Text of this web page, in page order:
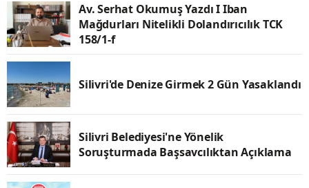
Av. Serhat Okumuş Yazdı I Iban
Mağdurları Nitelikli Dolandırıcılık TCK
158/1-f
Silivri'de Denize Girmek 2 Gün Yasaklandı
Silivri Belediyesi'ne Yönelik
Soruşturmada Başsavcılıktan Açıklama